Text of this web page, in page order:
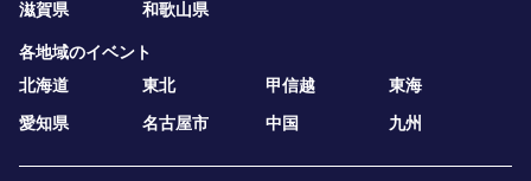
滋賀県
和歌山県
各地域のイベント
北海道
東北 甲信越
東海
愛知県
名古屋市 中国 九州